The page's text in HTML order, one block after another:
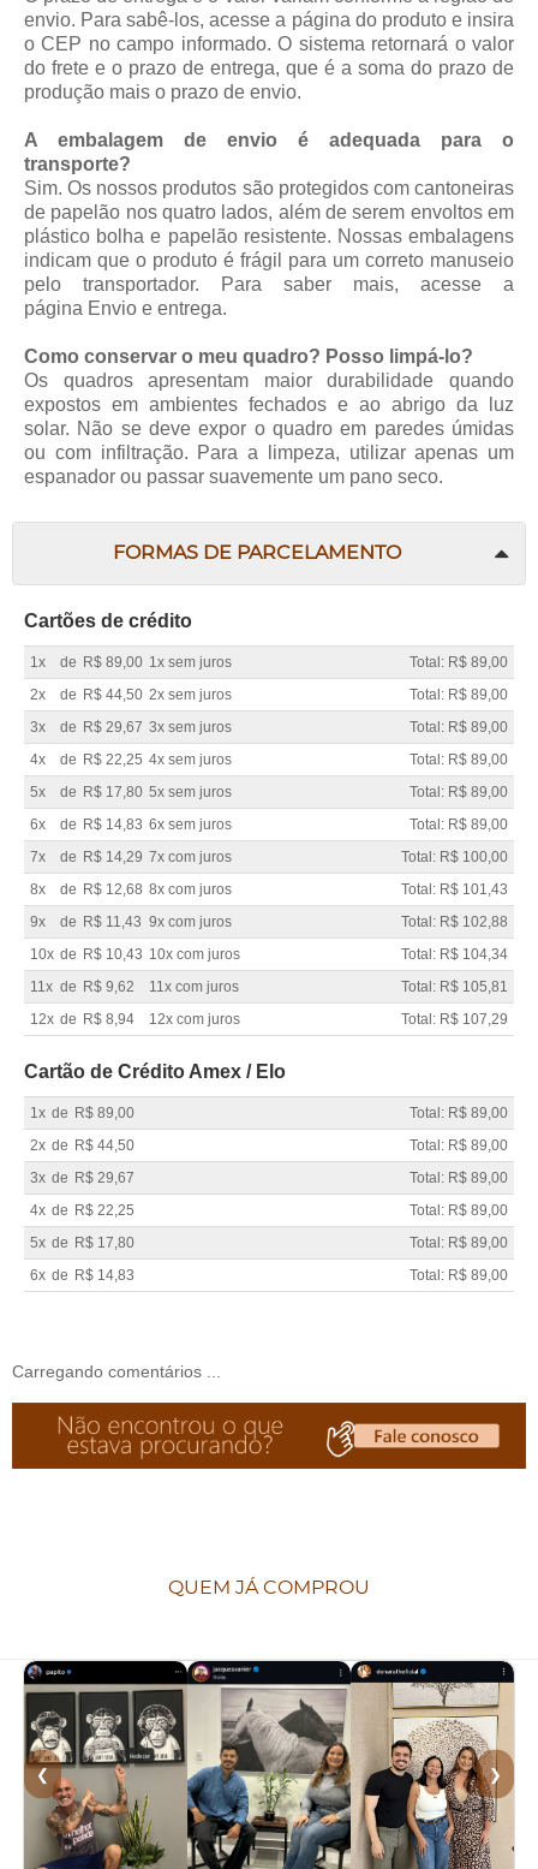
envio. Para sabê-los, acesse a página do produto e insira
o CEP no campo informado. O sistema retornará o valor
do frete e o prazo de entrega, que é a soma do prazo de
produção mais o prazo de envio.
A embalagem de envio é adequada para o
transporte?
Sim. Os nossos produtos são protegidos com cantoneiras
de papelão nos quatro lados, além de serem envoltos em
plástico bolha e papelão resistente. Nossas embalagens
indicam que o produto é frágil para um correto manuseio
pelo transportador. Para saber mais, acesse a
página Envio e entrega.
Como conservar o meu quadro? Posso limpá-lo?
Os quadros apresentam maior durabilidade quando
expostos em ambientes fechados e ao abrigo da luz
solar. Não se deve expor o quadro em paredes úmidas
ou com infiltração. Para a limpeza, utilizar apenas um
espanador ou passar suavemente um pano seco.
FORMAS DE PARCELAMENTO
Cartões de crédito
1x de R$ 89,00 1x sem juros
Total: R$ 89,00
2x
de R$ 44,50 2x sem juros
Total: R$ 89,00
3x
de R$ 29,67 3x sem juros
Total: R$ 89,00
4x
de R$ 22,25 4x sem juros
Total: R$ 89,00
5x
de R$ 17,80 5x sem juros
Total: R$ 89,00
6x
de R$ 14,83 6x sem juros
Total: R$ 89,00
7x
de R$ 14,29 7x com juros
Total: R$ 100,00
8x
de R$ 12,68 8x com juros
Total: R$ 101,43
9x
de R$ 11,43 9x com juros
Total: R$ 102,88
10x de R$ 10,43 10x com juros
Total: R$ 104,34
11x de R$ 9,62 11x com juros
Total: R$ 105,81
12x de R$ 8,94 12x com juros Total: R$ 107,29
Cartão de Crédito Amex / Elo
1x de R$ 89,00
Total: R$ 89,00
2x de R$ 44,50
Total: R$ 89,00
3x de R$ 29,67
Total: R$ 89,00
4x de R$ 22,25
Total: R$ 89,00
5x de R$ 17,80
Total: R$ 89,00
6x de R$ 14,83 Total: R$ 89,00
Carregando comentários ...
QUEM JÁ COMPROU
❮ ❯